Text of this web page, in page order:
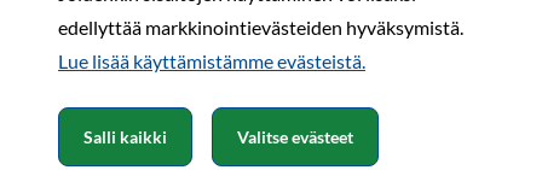
edellyttää markkinointievästeiden hyväksymistä.
Lue lisää käyttämistämme evästeistä.​​​​​​
Salli kaikki Valitse evästeet
Rekisteri- ja tietosuojaselosteSopimusehdot